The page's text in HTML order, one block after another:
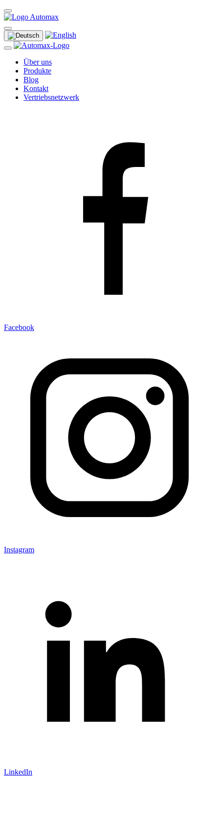
Über uns
Produkte
Blog
Kontakt
Vertriebsnetzwerk
Facebook
Instagram
LinkedIn